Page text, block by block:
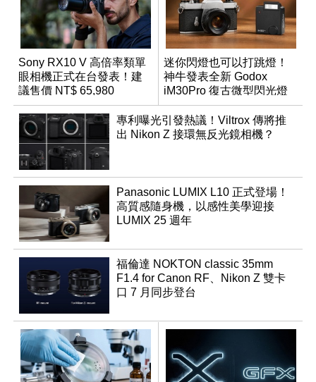
Sony RX10 V 高倍率類單
眼相機正式在台發表！建
議售價 NT$ 65,980
迷你閃燈也可以打跳燈！
神牛發表全新 Godox
iM30Pro 復古微型閃光燈
專利曝光引發熱議！Viltrox 傳將推
出 Nikon Z 接環無反光鏡相機？
Panasonic LUMIX L10 正式登場！
高質感隨身機，以感性美學迎接
LUMIX 25 週年
福倫達 NOKTON classic 35mm
F1.4 for Canon RF、Nikon Z 雙卡
口 7 月同步登台